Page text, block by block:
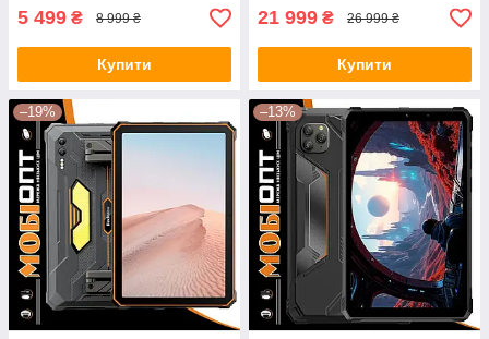
5 499 ₴ 8 999 ₴
Купити
21 999 ₴ 26 999 ₴
Купити
–19% –13%